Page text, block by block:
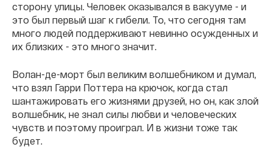
сторону улицы. Человек оказывался в вакууме - и
это был первый шаг к гибели. То, что сегодня там
много людей поддерживают невинно осужденных и
их близких - это много значит.
Волан-де-морт был великим волшебником и думал,
что взял Гарри Поттера на крючок, когда стал
шантажировать его жизнями друзей, но он, как злой
волшебник, не знал силы любви и человеческих
чувств и поэтому проиграл. И в жизни тоже так
будет.